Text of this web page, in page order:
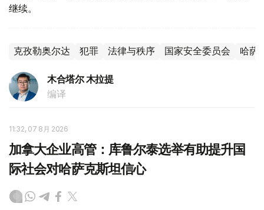
继续。
克孜勒奥尔达 犯罪 法律与秩序 国家安全委员会 哈萨
木合塔尔 木拉提
编译
11:32, 07 8月 2026
加拿大企业高管：库鲁尔泰选举有助提升国
际社会对哈萨克斯坦信心